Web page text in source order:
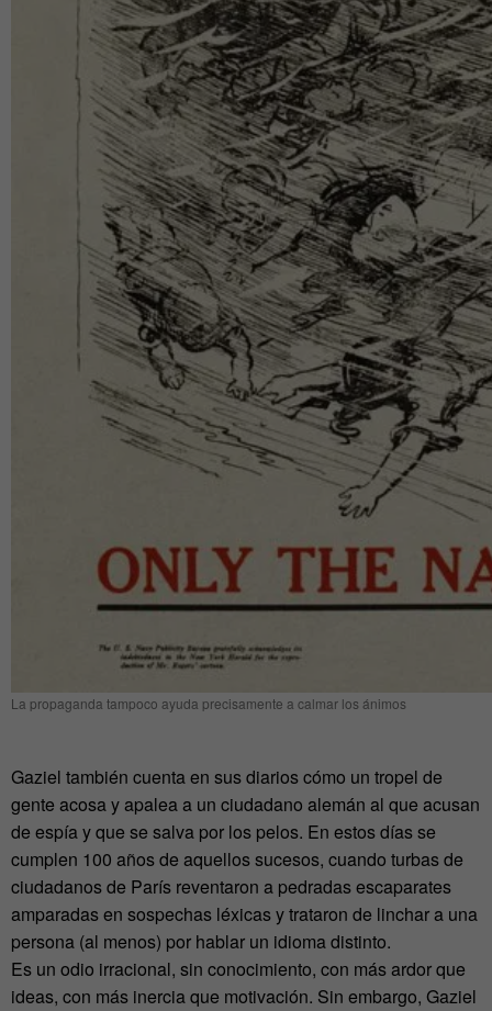
La propaganda tampoco ayuda precisamente a calmar los ánimos
Gaziel también cuenta en sus diarios cómo un tropel de
gente acosa y apalea a un ciudadano alemán al que acusan
de espía y que se salva por los pelos. En estos días se
cumplen 100 años de aquellos sucesos, cuando turbas de
ciudadanos de París reventaron a pedradas escaparates
amparadas en sospechas léxicas y trataron de linchar a una
persona (al menos) por hablar un idioma distinto.
Es un odio irracional, sin conocimiento, con más ardor que
ideas, con más inercia que motivación. Sin embargo, Gaziel